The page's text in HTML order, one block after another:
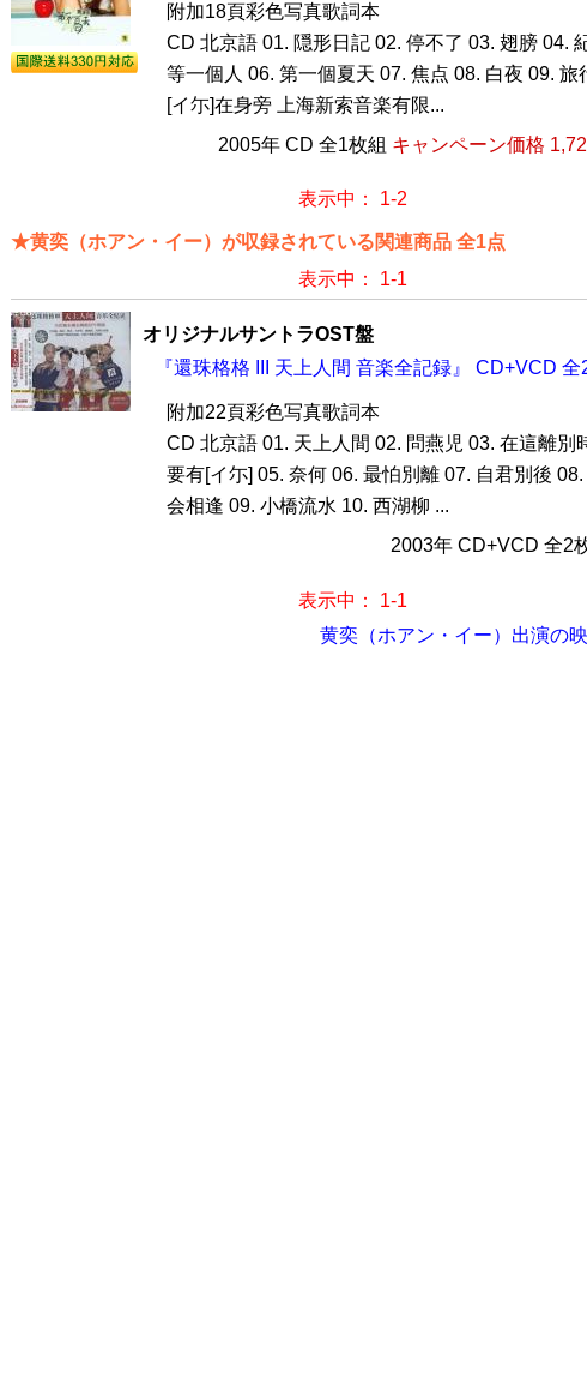
附加18頁彩色写真歌詞本
CD 北京語 01. 隠形日記 02. 停不了 03. 翅膀 04.
等一個人 06. 第一個夏天 07. 焦点 08. 白夜 09. 旅
[イ尓]在身旁 上海新索音楽有限...
2005年 CD 全1枚組 キャンペーン価格
表示中： 1-2
★黄奕（ホアン・イー）が収録されている関連商品 全1点
表示中： 1-1
オリジナルサントラOST盤
『還珠格格 III 天上人間 音楽全記録』 CD+VCD 全
附加22頁彩色写真歌詞本
CD 北京語 01. 天上人間 02. 問燕児 03. 在這離別
要有[イ尓] 05. 奈何 06. 最怕別離 07. 自君別後 08.
会相逢 09. 小橋流水 10. 西湖柳 ...
2003年 CD+VCD 全2
表示中： 1-1
黄奕（ホアン・イー）出演の